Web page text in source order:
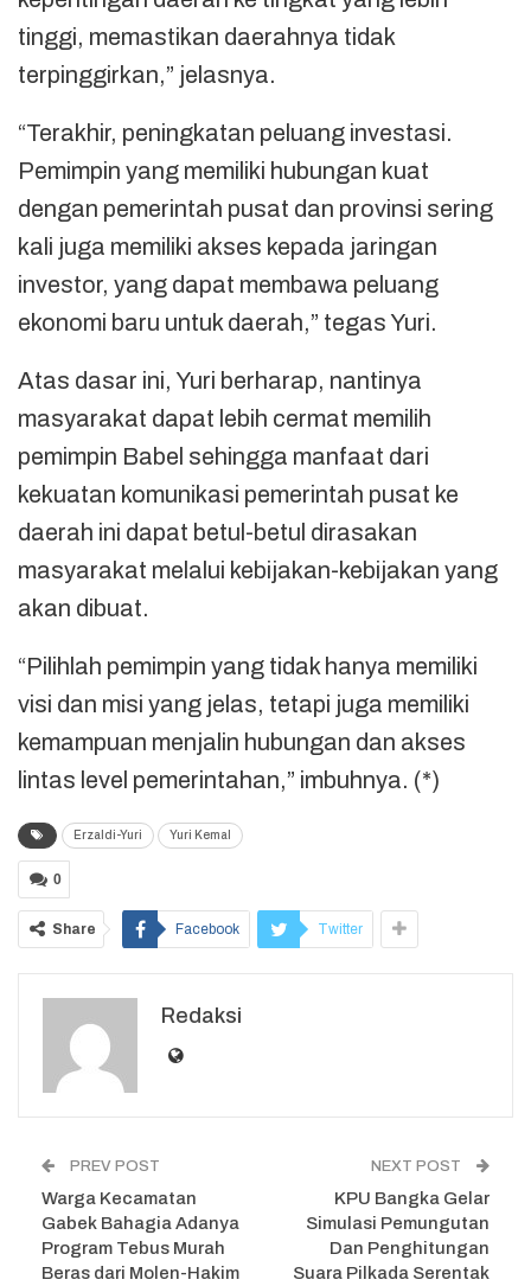
tinggi, memastikan daerahnya tidak
terpinggirkan,” jelasnya.
“Terakhir, peningkatan peluang investasi.
Pemimpin yang memiliki hubungan kuat
dengan pemerintah pusat dan provinsi sering
kali juga memiliki akses kepada jaringan
investor, yang dapat membawa peluang
ekonomi baru untuk daerah,” tegas Yuri.
Atas dasar ini, Yuri berharap, nantinya
masyarakat dapat lebih cermat memilih
pemimpin Babel sehingga manfaat dari
kekuatan komunikasi pemerintah pusat ke
daerah ini dapat betul-betul dirasakan
masyarakat melalui kebijakan-kebijakan yang
akan dibuat.
“Pilihlah pemimpin yang tidak hanya memiliki
visi dan misi yang jelas, tetapi juga memiliki
kemampuan menjalin hubungan dan akses
lintas level pemerintahan,” imbuhnya. (*)
Erzaldi-Yuri Yuri Kemal
0
Share Facebook Twitter
Redaksi
PREV POST
Warga Kecamatan
Gabek Bahagia Adanya
Program Tebus Murah
Beras dari Molen-Hakim
NEXT POST
KPU Bangka Gelar
Simulasi Pemungutan
Dan Penghitungan
Suara Pilkada Serentak